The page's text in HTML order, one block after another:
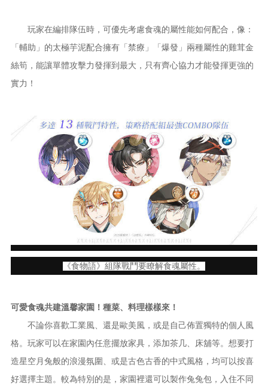
玩家在編排隊伍時，可優先考慮食魂的屬性能如何配合，像：
「輔助」的太極芋泥配合擁有「禁療」「爆發」兩種屬性的雞茸金
絲筍，能讓單體攻擊力發揮到最大，只有齊心協力才能發揮更強的
實力！
《食物語》組隊戰鬥要瞭解食魂屬性。
可愛食魂共建溫馨家園！種菜、料理樣樣來！
不論你喜歡工業風、還是歐美風，或是自己佈置獨特的個人風
格。玩家可以在家園內任意擺放家具，添加茶几、床舖等。想要打
造星空月兔般的浪漫氛圍、或是古色古香的中式風格，均可以按喜
好選擇主題。較為特別的是，家園裡還可以製作兔兔包，入住不同